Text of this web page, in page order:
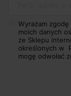
Wyrażam zgodę
moich danych
ze Sklepu
określonych w
mogę odwołać